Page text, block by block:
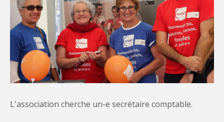
L'association cherche un-e secrétaire comptable.